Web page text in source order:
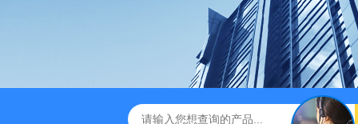
筛机 工业级超声设备 可支持定制 【宸荣】 超声波抛光